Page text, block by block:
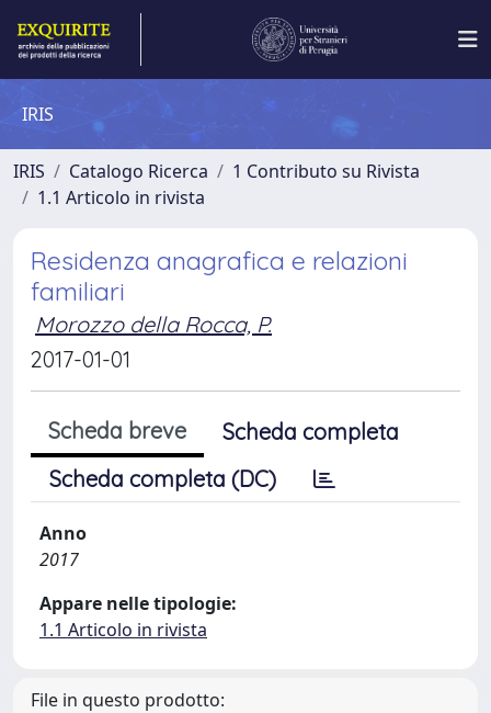
IRIS
IRIS Catalogo Ricerca
1 Contributo su Rivista
1.1 Articolo in rivista
Residenza anagrafica e relazioni
familiari
Morozzo della Rocca, P.
2017-01-01
Scheda breve
Scheda completa
Scheda completa (DC)
Anno
2017
Appare nelle tipologie:
1.1 Articolo in rivista
File in questo prodotto: